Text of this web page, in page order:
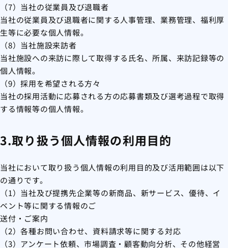
（7）当社の従業員及び退職者
当社の従業員及び退職者に関する人事管理、業務管理、福利厚
生等に必要な個人情報。
（8）当社施設来訪者
当社施設への来訪に際して取得する氏名、所属、来訪記録等の
個人情報。
（9）採用を希望される方々
当社の採用活動に応募される方の応募書類及び選考過程で取得
する情報等の個人情報。
3.取り扱う個人情報の利用目的
当社において取り扱う個人情報の利用目的及び活用範囲は以下
の通りです。
（1）当社及び提携先企業等の新商品、新サービス、優待、イ
ベント等に関する情報のご
送付・ご案内
（2）各種お問い合わせ、資料請求等に関する対応
（3）アンケート依頼、市場調査・顧客動向分析、その他経営